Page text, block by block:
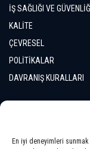
En iyi deneyimleri
İŞ SAĞLIĞI VE
KALİTE
ÇEVRESEL
POLİTİKALAR
DAVRANIŞ KURALLARI
LOKASYONLAR